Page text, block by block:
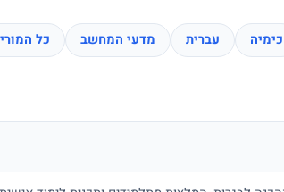
כימיה עברית מדעי המחשב כל